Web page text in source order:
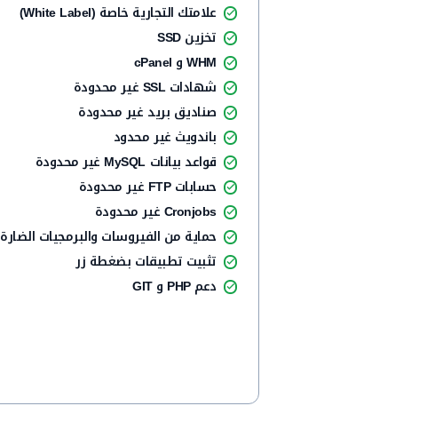
علامتك التجارية خاصة (White Label)
تخزين SSD
WHM و cPanel
شهادات SSL غير محدودة
صناديق بريد غير محدودة
باندويث غير محدود
قواعد بيانات MySQL غير محدودة
حسابات FTP غير محدودة
Cronjobs غير محدودة
حماية من الفيروسات والبرمجيات الضارة
تثبيت تطبيقات بضغطة زر
دعم PHP و GIT